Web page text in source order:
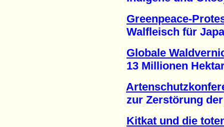
Greenpeace-
Walfleisch für
Globale
13 Millionen Hektar
zur Zerstörung der
Kitkat und die